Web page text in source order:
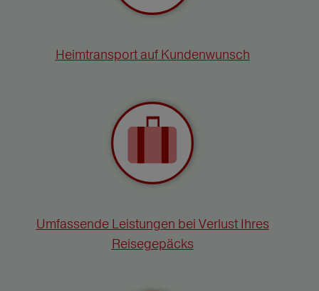
Heimtransport auf Kundenwunsch
Umfassende Leistungen bei Verlust Ihres
Reisegepäcks